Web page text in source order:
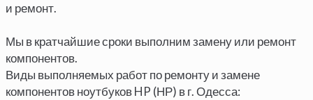
и ремонт.
Мы в кратчайшие сроки выполним замену или ремонт
компонентов.
Виды выполняемых работ по ремонту и замене
компонентов ноутбуков HP (НР) в г. Одесса: